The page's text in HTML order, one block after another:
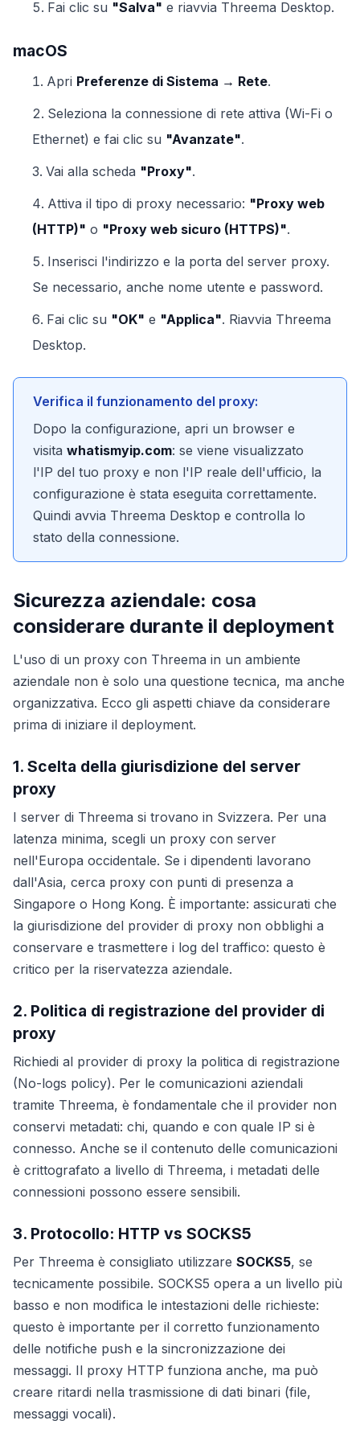
Fai clic su "Salva" e riavvia Threema Desktop.
macOS
Apri Preferenze di Sistema → Rete.
Seleziona la connessione di rete attiva (Wi-Fi o
Ethernet) e fai clic su "Avanzate".
Vai alla scheda "Proxy".
Attiva il tipo di proxy necessario: "Proxy web
(HTTP)" o "Proxy web sicuro (HTTPS)".
Inserisci l'indirizzo e la porta del server proxy.
Se necessario, anche nome utente e password.
Fai clic su "OK" e "Applica". Riavvia Threema
Desktop.
Verifica il funzionamento del proxy:
Dopo la configurazione, apri un browser e
visita whatismyip.com: se viene visualizzato
l'IP del tuo proxy e non l'IP reale dell'ufficio, la
configurazione è stata eseguita correttamente.
Quindi avvia Threema Desktop e controlla lo
stato della connessione.
Sicurezza aziendale: cosa
considerare durante il deployment
L'uso di un proxy con Threema in un ambiente
aziendale non è solo una questione tecnica, ma anche
organizzativa. Ecco gli aspetti chiave da considerare
prima di iniziare il deployment.
1. Scelta della giurisdizione del server
proxy
I server di Threema si trovano in Svizzera. Per una
latenza minima, scegli un proxy con server
nell'Europa occidentale. Se i dipendenti lavorano
dall'Asia, cerca proxy con punti di presenza a
Singapore o Hong Kong. È importante: assicurati che
la giurisdizione del provider di proxy non obblighi a
conservare e trasmettere i log del traffico: questo è
critico per la riservatezza aziendale.
2. Politica di registrazione del provider di
proxy
Richiedi al provider di proxy la politica di registrazione
(No-logs policy). Per le comunicazioni aziendali
tramite Threema, è fondamentale che il provider non
conservi metadati: chi, quando e con quale IP si è
connesso. Anche se il contenuto delle comunicazioni
è crittografato a livello di Threema, i metadati delle
connessioni possono essere sensibili.
3. Protocollo: HTTP vs SOCKS5
Per Threema è consigliato utilizzare SOCKS5, se
tecnicamente possibile. SOCKS5 opera a un livello più
basso e non modifica le intestazioni delle richieste:
questo è importante per il corretto funzionamento
delle notifiche push e la sincronizzazione dei
messaggi. Il proxy HTTP funziona anche, ma può
creare ritardi nella trasmissione di dati binari (file,
messaggi vocali).